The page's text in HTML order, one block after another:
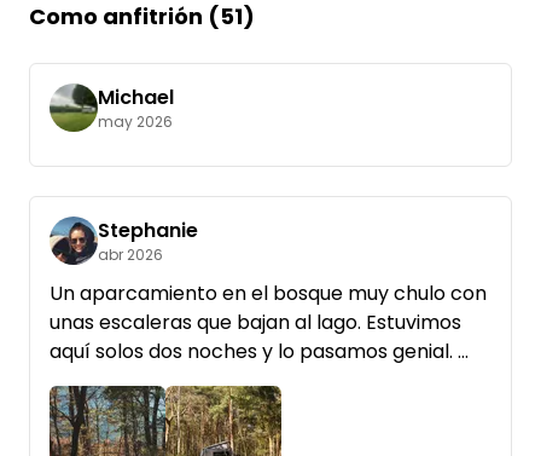
Como anfitrión (51)
Michael
may 2026
Stephanie
abr 2026
Un aparcamiento en el bosque muy chulo con
unas escaleras que bajan al lago. Estuvimos
aquí solos dos noches y lo pasamos genial.
El lugar en sí hace tiempo que no recibe
mantenimiento. Las «plazas de aparcamiento»
que se ven en las fotos están claramente